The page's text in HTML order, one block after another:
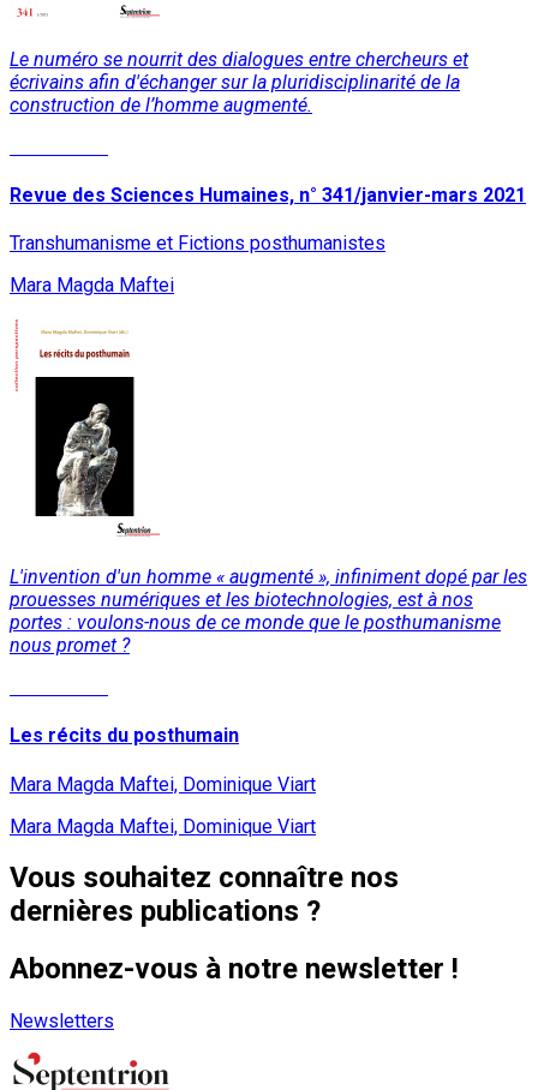
Le numéro se nourrit des dialogues entre chercheurs et
écrivains afin d'échanger sur la pluridisciplinarité de la
construction de l’homme augmenté.
Revue des Sciences Humaines, n° 341/janvier-mars 2021
Transhumanisme et Fictions posthumanistes
Mara Magda Maftei
L'invention d'un homme « augmenté », infiniment dopé par les
prouesses numériques et les biotechnologies, est à nos
portes : voulons-nous de ce monde que le posthumanisme
nous promet ?
Les récits du posthumain
Mara Magda Maftei, Dominique Viart
Mara Magda Maftei, Dominique Viart
Vous souhaitez connaître nos
dernières publications ?
Abonnez-vous à notre newsletter !
Newsletters